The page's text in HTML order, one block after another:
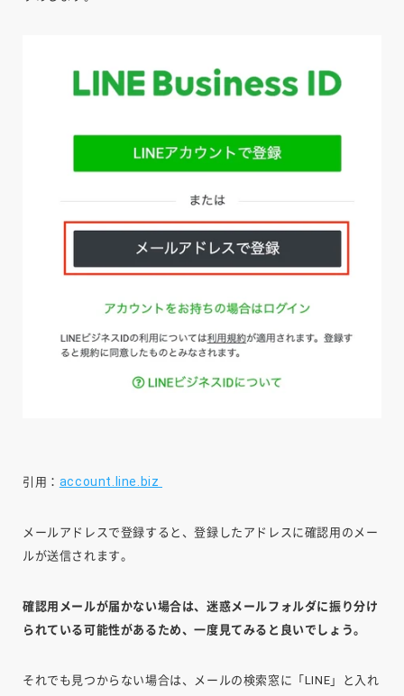
引用： account.line.biz
メールアドレスで登録すると、登録したアドレスに確認用のメー
ルが送信されます。
確認用メールが届かない場合は、迷惑メールフォルダに振り分け
られている可能性があるため、一度見てみると良いでしょう。
それでも見つからない場合は、メールの検索窓に「LINE」と入れ